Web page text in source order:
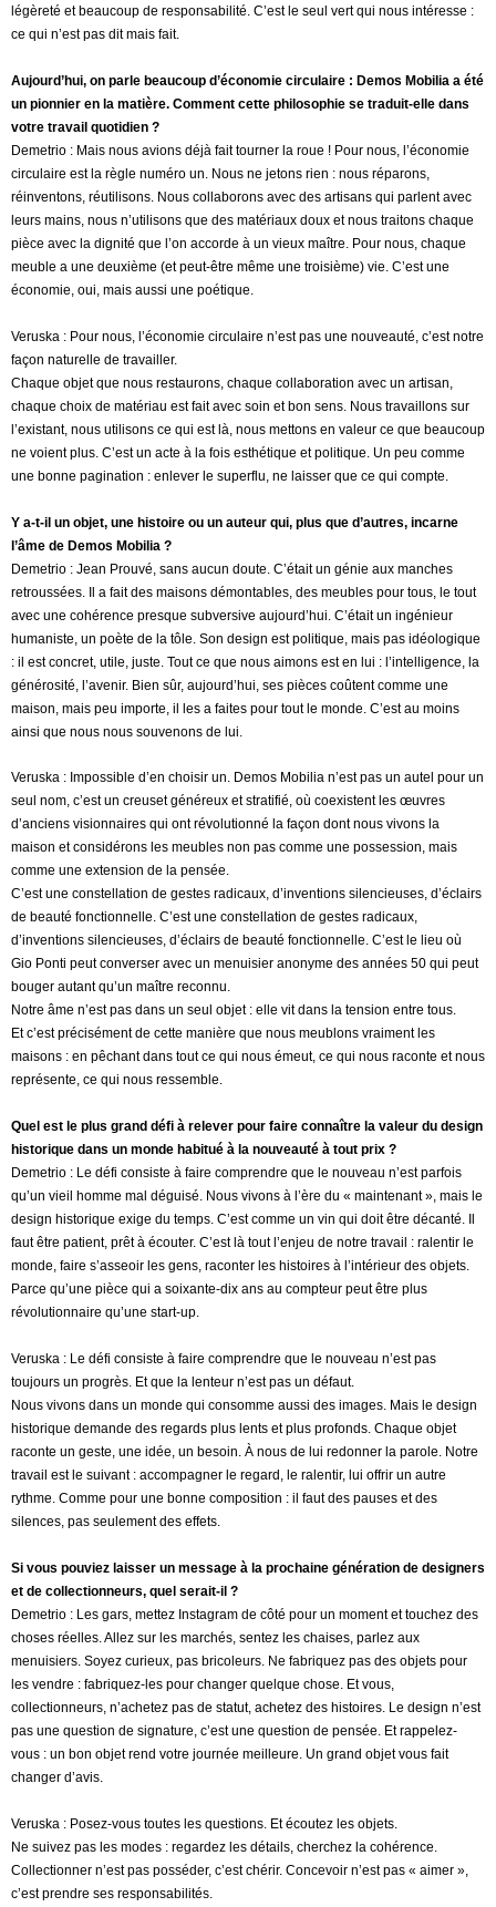
légèreté et beaucoup de responsabilité. C’est le seul vert qui nous intéresse :
ce qui n’est pas dit mais fait.
Aujourd’hui, on parle beaucoup d’économie circulaire : Demos Mobilia a été
un pionnier en la matière. Comment cette philosophie se traduit-elle dans
votre travail quotidien ?
Demetrio : Mais nous avions déjà fait tourner la roue ! Pour nous, l’économie
circulaire est la règle numéro un. Nous ne jetons rien : nous réparons,
réinventons, réutilisons. Nous collaborons avec des artisans qui parlent avec
leurs mains, nous n’utilisons que des matériaux doux et nous traitons chaque
pièce avec la dignité que l’on accorde à un vieux maître. Pour nous, chaque
meuble a une deuxième (et peut-être même une troisième) vie. C’est une
économie, oui, mais aussi une poétique.
Veruska : Pour nous, l’économie circulaire n’est pas une nouveauté, c’est notre
façon naturelle de travailler.
Chaque objet que nous restaurons, chaque collaboration avec un artisan,
chaque choix de matériau est fait avec soin et bon sens. Nous travaillons sur
l’existant, nous utilisons ce qui est là, nous mettons en valeur ce que beaucoup
ne voient plus. C’est un acte à la fois esthétique et politique. Un peu comme
une bonne pagination : enlever le superflu, ne laisser que ce qui compte.
Y a-t-il un objet, une histoire ou un auteur qui, plus que d’autres, incarne
l’âme de Demos Mobilia ?
Demetrio : Jean Prouvé, sans aucun doute. C’était un génie aux manches
retroussées. Il a fait des maisons démontables, des meubles pour tous, le tout
avec une cohérence presque subversive aujourd’hui. C’était un ingénieur
humaniste, un poète de la tôle. Son design est politique, mais pas idéologique
: il est concret, utile, juste. Tout ce que nous aimons est en lui : l’intelligence, la
générosité, l’avenir. Bien sûr, aujourd’hui, ses pièces coûtent comme une
maison, mais peu importe, il les a faites pour tout le monde. C’est au moins
ainsi que nous nous souvenons de lui.
Veruska : Impossible d’en choisir un. Demos Mobilia n’est pas un autel pour un
seul nom, c’est un creuset généreux et stratifié, où coexistent les œuvres
d’anciens visionnaires qui ont révolutionné la façon dont nous vivons la
maison et considérons les meubles non pas comme une possession, mais
comme une extension de la pensée.
C’est une constellation de gestes radicaux, d’inventions silencieuses, d’éclairs
de beauté fonctionnelle. C’est une constellation de gestes radicaux,
d’inventions silencieuses, d’éclairs de beauté fonctionnelle. C’est le lieu où
Gio Ponti peut converser avec un menuisier anonyme des années 50 qui peut
bouger autant qu’un maître reconnu.
Notre âme n’est pas dans un seul objet : elle vit dans la tension entre tous.
Et c’est précisément de cette manière que nous meublons vraiment les
maisons : en pêchant dans tout ce qui nous émeut, ce qui nous raconte et nous
représente, ce qui nous ressemble.
Quel est le plus grand défi à relever pour faire connaître la valeur du design
historique dans un monde habitué à la nouveauté à tout prix ?
Demetrio : Le défi consiste à faire comprendre que le nouveau n’est parfois
qu’un vieil homme mal déguisé. Nous vivons à l’ère du « maintenant », mais le
design historique exige du temps. C’est comme un vin qui doit être décanté. Il
faut être patient, prêt à écouter. C’est là tout l’enjeu de notre travail : ralentir le
monde, faire s’asseoir les gens, raconter les histoires à l’intérieur des objets.
Parce qu’une pièce qui a soixante-dix ans au compteur peut être plus
révolutionnaire qu’une start-up.
Veruska : Le défi consiste à faire comprendre que le nouveau n’est pas
toujours un progrès. Et que la lenteur n’est pas un défaut.
Nous vivons dans un monde qui consomme aussi des images. Mais le design
historique demande des regards plus lents et plus profonds. Chaque objet
raconte un geste, une idée, un besoin. À nous de lui redonner la parole. Notre
travail est le suivant : accompagner le regard, le ralentir, lui offrir un autre
rythme. Comme pour une bonne composition : il faut des pauses et des
silences, pas seulement des effets.
Si vous pouviez laisser un message à la prochaine génération de designers
et de collectionneurs, quel serait-il ?
Demetrio : Les gars, mettez Instagram de côté pour un moment et touchez des
choses réelles. Allez sur les marchés, sentez les chaises, parlez aux
menuisiers. Soyez curieux, pas bricoleurs. Ne fabriquez pas des objets pour
les vendre : fabriquez-les pour changer quelque chose. Et vous,
collectionneurs, n’achetez pas de statut, achetez des histoires. Le design n’est
pas une question de signature, c’est une question de pensée. Et rappelez-
vous : un bon objet rend votre journée meilleure. Un grand objet vous fait
changer d’avis.
Veruska : Posez-vous toutes les questions. Et écoutez les objets.
Ne suivez pas les modes : regardez les détails, cherchez la cohérence.
Collectionner n’est pas posséder, c’est chérir. Concevoir n’est pas « aimer »,
c’est prendre ses responsabilités.